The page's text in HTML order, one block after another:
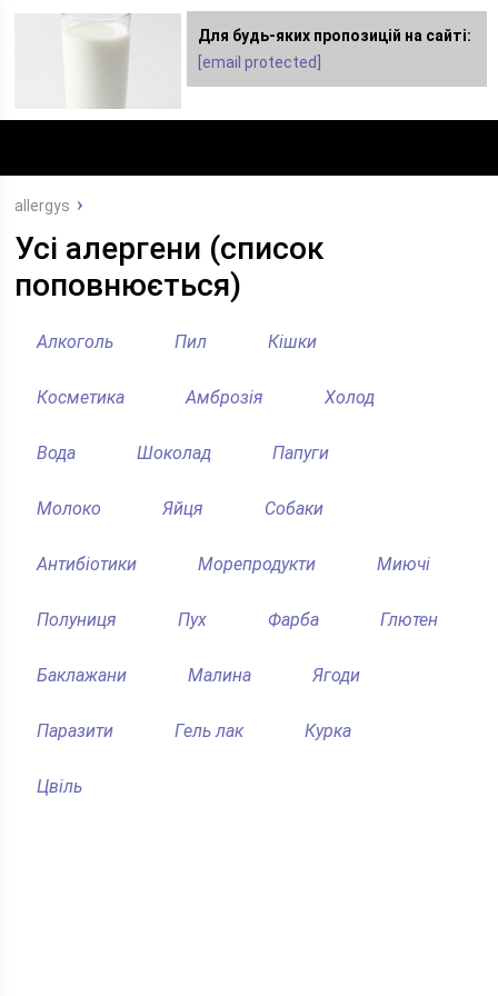
allergys
Усі алергени (список
поповнюється)
Алкоголь Пил Кішки
Косметика Амброзія Холод
Вода Шоколад Папуги
Молоко Яйця Собаки
Антибіотики Морепродукти Миючі
Полуниця Пух Фарба Глютен
Баклажани Малина Ягоди
Паразити Гель лак Курка
Цвіль
Для будь-яких пропозицій на сайті:
[email protected]
Для любых предложений по сайту:
dimashclub@cp9.ru